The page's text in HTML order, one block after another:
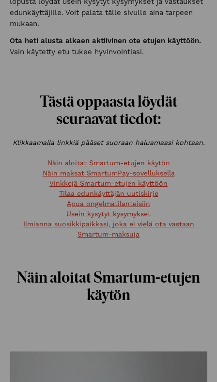
edunkäyttäjille. Voit palata tälle sivulle aina tarpeen
mukaan.
Ota heti alusta alkaen aktiivinen ote etujen käyttöön.
Vain käytetty etu tukee hyvinvointiasi.
Tästä oppaasta löydät
seuraavat tiedot:
Klikkaamalla linkkiä pääset suoraan haluamaasi kohtaan.
Näin aloitat Smartum-etujen käytön
Näin maksat SmartumPay-sovelluksella
Vinkkejä Smartum-etujen käyttöön
Tilaa edunkäyttäjän uutiskirje
Apua ongelmatilanteisiin
Usein kysytyt kysymykset
Ilmianna suosikkipaikkasi, joka ei vielä ota vastaan
Smartum-maksuja
Näin aloitat Smartum-etujen
käytön